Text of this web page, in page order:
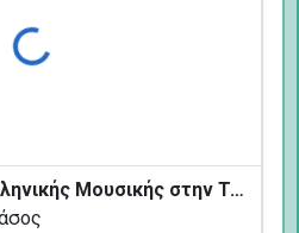
Φόρτωση...
Βραδιά Ζωντανής Ελληνικής Μουσικής στην Ταβέρνα Κελάρι